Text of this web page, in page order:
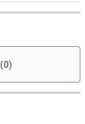
(0)